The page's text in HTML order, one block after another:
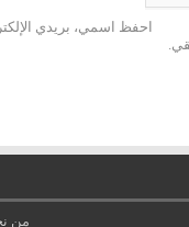
احفظ اسمي، بريدي
من